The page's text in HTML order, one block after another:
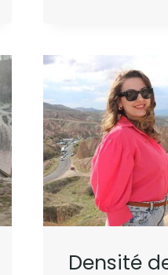
Densité